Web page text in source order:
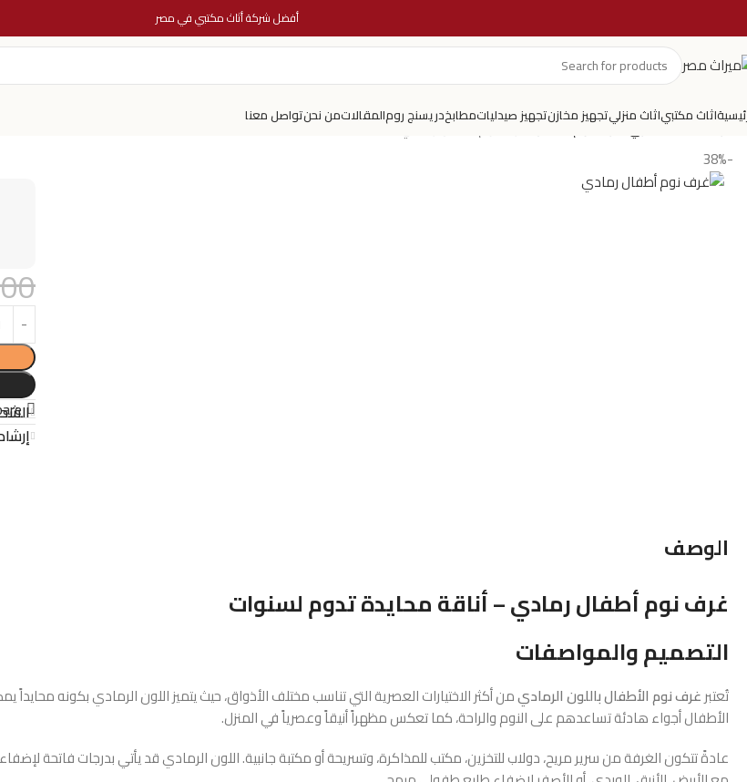
أفضل شركة أثاث مكتبي في مصر
اثاث مكتبياثاث منزليتجهيز مخازنتجهيز صيدلياتمطابخدريسنج رومالمقالاتمن نحنتواصل معنا الرئيسية اثاث منزلي غرف نوم اطفال غرف نوم أطفال رمادي
-38%
الوصف
غرف نوم أطفال رمادي – أناقة محايدة تدوم لسنوات
التصميم والمواصفات
تُعتبرغرف نوم الأطفال باللون الرماديمن أكثر الاختيارات العصرية التي تناسب مختلف الأذواق، حيث يتميز اللون الرمادي بكونه
الأطفال أجواء هادئة تساعدهم على النوم والراحة، كما تعكس مظهراً أنيقاً وعصرياً في المنزل.
عادةً تتكون الغرفة من سرير مريح، دولاب للتخزين، مكتب للمذاكرة، وتسريحة أو مكتبة جانبية. اللون الرمادي قد يأتي بدرجات فاتحة